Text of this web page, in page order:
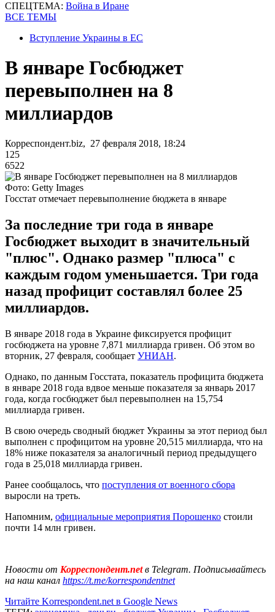
СПЕЦТЕМА: Война в Иране
ВСЕ ТЕМЫ
Вступление Украины в ЕС
В январе Госбюджет
перевыполнен на 8
миллиардов
Корреспондент.biz, 27 февраля 2018, 18:24
125
6522
Фото: Getty Images
Госстат отмечает перевыполнение бюджета в январе
За последние три года в январе
Госбюджет выходит в значительный
"плюс". Однако размер "плюса" с
каждым годом уменьшается. Три года
назад профицит составлял более 25
миллиардов.
В январе 2018 года в Украине фиксируется профицит
госбюджета на уровне 7,871 миллиарда гривен. Об этом во
вторник, 27 февраля, сообщает УНИАН.
Однако, по данным Госстата, показатель профицита бюджета
в январе 2018 года вдвое меньше показателя за январь 2017
года, когда госбюджет был перевыполнен на 15,754
миллиарда гривен.
В свою очередь сводный бюджет Украины за этот период был
выполнен с профицитом на уровне 20,515 миллиарда, что на
18% ниже показателя за аналогичный период предыдущего
года в 25,018 миллиарда гривен.
Ранее сообщалось, что поступления от военного сбора
выросли на треть.
Напомним, официальные мероприятия Порошенко стоили
почти 14 млн гривен.
Новости от Корреспондент.netв Telegram. Подписывайтесь
на наш канал https://t.me/korrespondentnet
Читайте Korrespondent.net в Google News